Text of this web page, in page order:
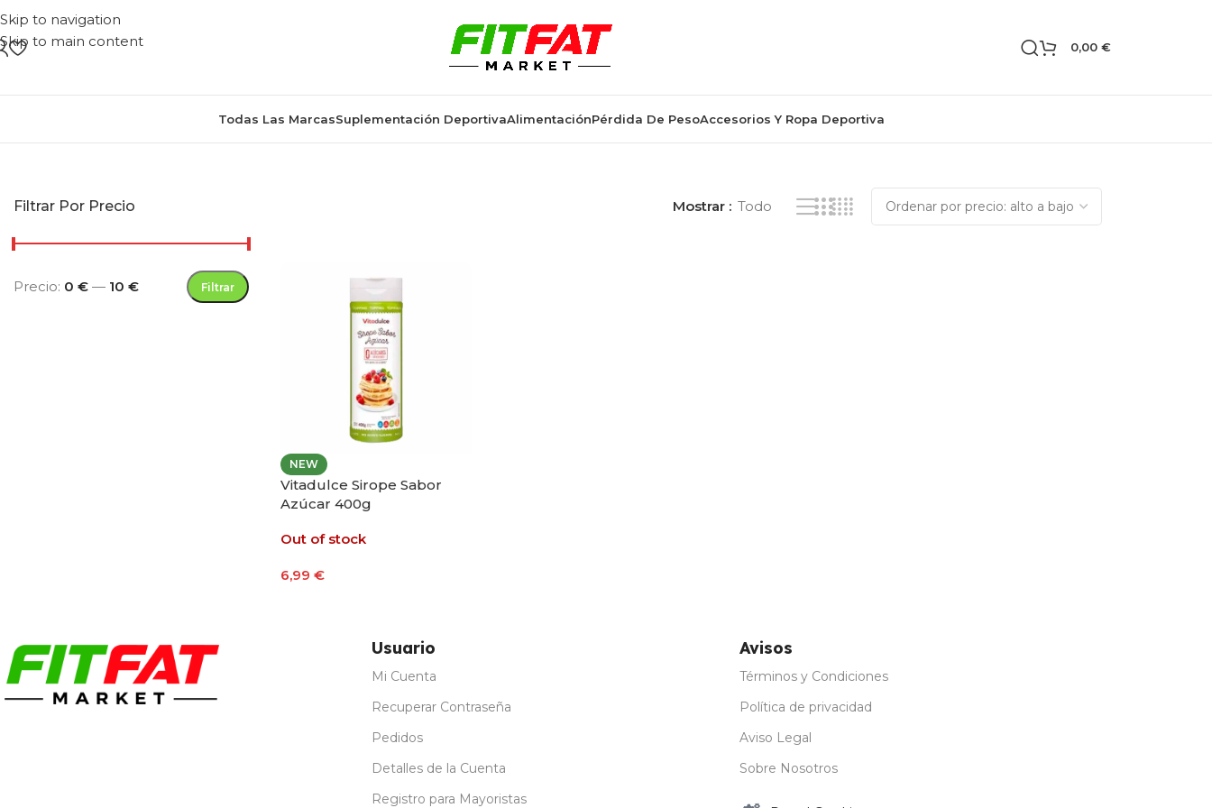
Skip to navigation
Skip to main content
0,00 €
Todas Las MarcasSuplementación DeportivaAlimentaciónPérdida De PesoAccesorios Y Ropa Deportiva
Filtrar Por Precio
Filtrar
Precio: 0 € — 10 €
Mostrar Todo
NEW
Vitadulce Sirope Sabor
Azúcar 400g
Out of stock
6,99 €
Usuario
Mi Cuenta
Recuperar Contraseña
Pedidos
Detalles de la Cuenta
Registro para Mayoristas
Avisos
Términos y Condiciones
Política de privacidad
Aviso Legal
Sobre Nosotros